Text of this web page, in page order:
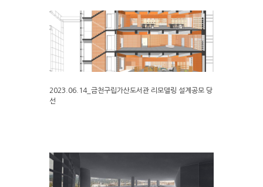
2023.06.14_금천구립가산도서관 리모델링 설계공모 당
선